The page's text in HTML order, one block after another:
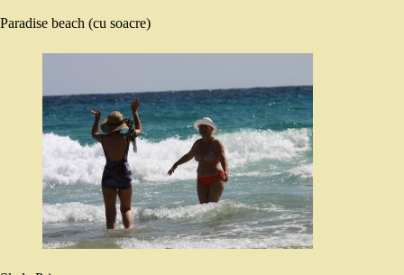
Paradise beach (cu soacre)